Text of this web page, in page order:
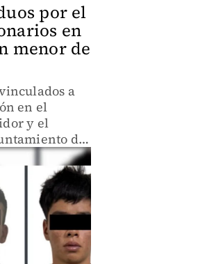
por el
en
menor de
a
en el
y el
de
según
de Justicia